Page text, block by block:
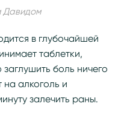
Давидом
в глубочайшей
таблетки,
боль ничего
на алкоголь и
залечить раны.